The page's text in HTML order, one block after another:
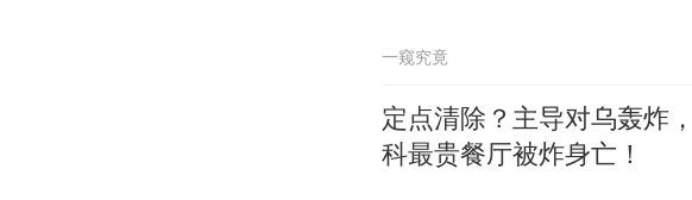
一窥究竟
定点清除？主导对乌轰炸
科最贵餐厅被炸身亡！